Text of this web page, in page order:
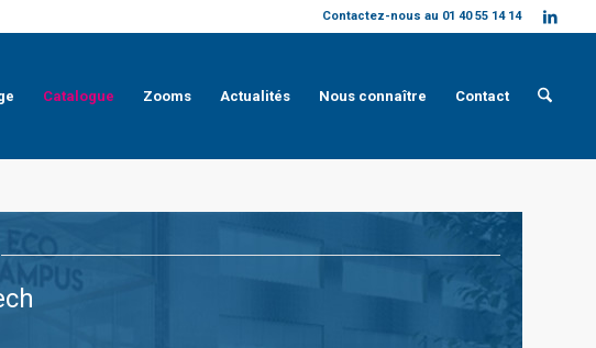
Contactez-nous au 01 40 55 14 14
Catalogue Zooms Actualités Nous connaître Contact